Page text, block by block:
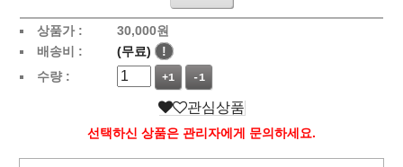
상품가 : 30,000원
배송비 :
(무료)
!
수량 :
+1 -1
관심상품
선택하신 상품은 관리자에게 문의하세요.